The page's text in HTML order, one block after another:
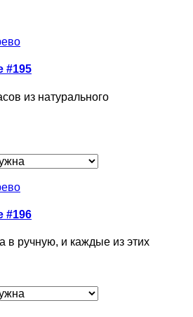
#195
из натурального
#196
в ручную, и каждые из этих